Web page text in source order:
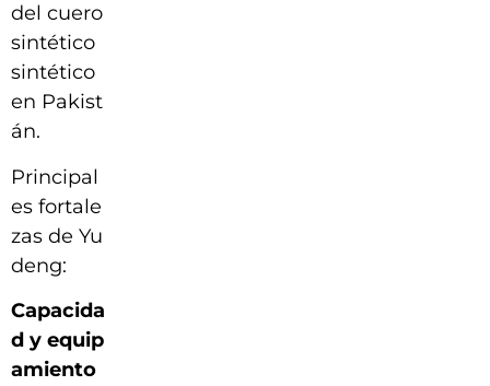
del cuero
sintético
sintético
en Pakist
án.
Principal
es fortale
zas de Yu
deng:
Capacida
d y equip
amiento